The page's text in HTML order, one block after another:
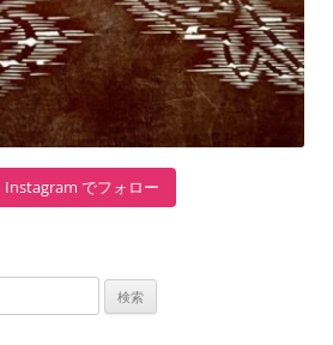
Instagram でフォロー